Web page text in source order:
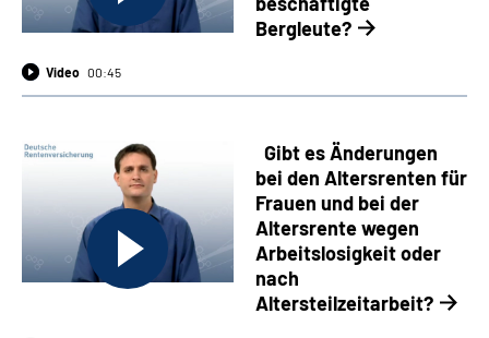
Bergleute?
Video 00:45
Gibt es Änderungen
bei den Altersrenten für
Frauen und bei der
Altersrente wegen
Arbeitslosigkeit oder
nach
Altersteilzeitarbeit?